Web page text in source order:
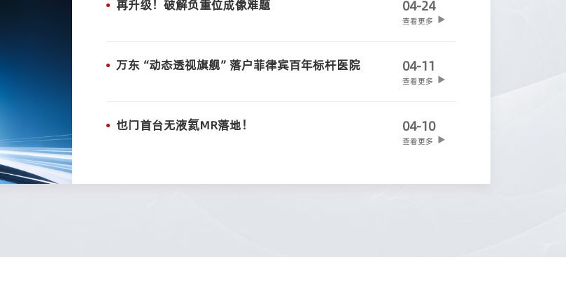
再升级！破解负重位成像难题 04-24
查看更多
万东“动态透视旗舰”落户菲律宾百年标杆医院 04-11
查看更多
也门首台无液氦MR落地！ 04-10
查看更多